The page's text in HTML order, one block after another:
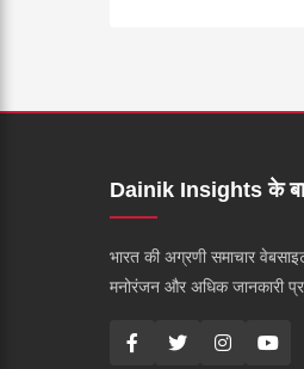
Dainik Insights के
भारत की अग्रणी समाचार
मनोरंजन और अधिक जानकारी